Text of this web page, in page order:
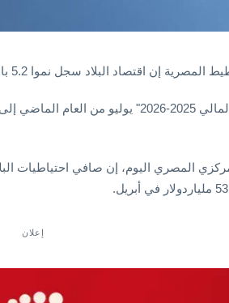
إن ​اقتصاد البلاد سجل نموا 5.2 بالمئة خلال ‌الأشهر ⁠التسعة
الأولى من ‌العام ⁠المالي ​2025-2026"
إعلان